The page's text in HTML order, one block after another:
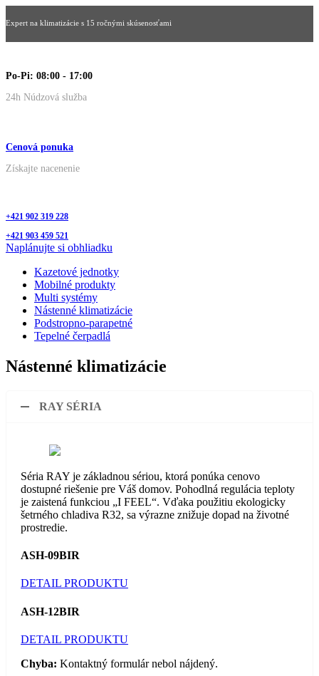
Expert na klimatizácie s 15 ročnými skúsenosťami
Po-Pi: 08:00 - 17:00
24h Núdzová služba
Cenová ponuka
Získajte nacenenie
+421 902 319 228
+421 903 459 521
Naplánujte si obhliadku
Kazetové jednotky
Mobilné produkty
Multi systémy
Nástenné klimatizácie
Podstropno-parapetné
Tepelné čerpadlá
Nástenné klimatizácie
RAY SÉRIA
Séria RAY je základnou sériou, ktorá ponúka cenovo
dostupné riešenie pre Váš domov. Pohodlná regulácia teploty
je zaistená funkciou „I FEEL“. Vďaka použitiu ekologicky
šetrného chladiva R32, sa výrazne znižuje dopad na životné
prostredie.
ASH-09BIR
DETAIL PRODUKTU
ASH-12BIR
DETAIL PRODUKTU
Chyba: Kontaktný formulár nebol nájdený.